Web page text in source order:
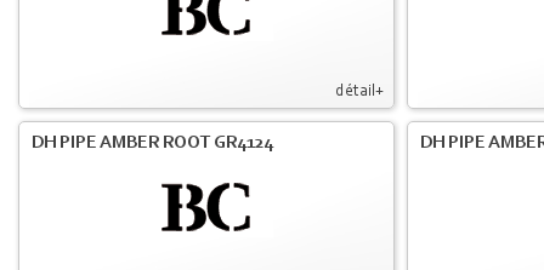
détail+
DH PIPE AMBER ROOT GR4124 DH PIPE